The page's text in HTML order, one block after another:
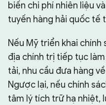
biến chi phí nhiên liệu
tuyến hàng hải quốc tế
Nếu Mỹ triển khai
địa chính trị tiếp tục
tải, nhu cầu đưa hàng
Ngược lại, nếu chính
tâm lý tích trữ hạ nhiệt,